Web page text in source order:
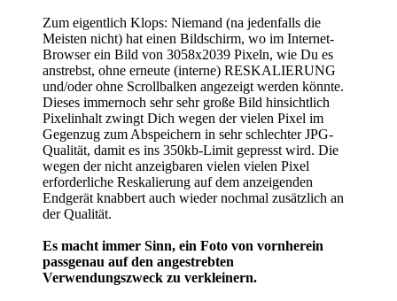
Zum eigentlich Klops: Niemand (na jedenfalls die
Meisten nicht) hat einen Bildschirm, wo im Internet-
Browser ein Bild von 3058x2039 Pixeln, wie Du es
anstrebst, ohne erneute (interne) RESKALIERUNG
und/oder ohne Scrollbalken angezeigt werden könnte.
Dieses immernoch sehr sehr große Bild hinsichtlich
Pixelinhalt zwingt Dich wegen der vielen Pixel im
Gegenzug zum Abspeichern in sehr schlechter JPG-
Qualität, damit es ins 350kb-Limit gepresst wird. Die
wegen der nicht anzeigbaren vielen vielen Pixel
erforderliche Reskalierung auf dem anzeigenden
Endgerät knabbert auch wieder nochmal zusätzlich an
der Qualität.
Es macht immer Sinn, ein Foto von vornherein
passgenau auf den angestrebten
Verwendungszweck zu verkleinern.